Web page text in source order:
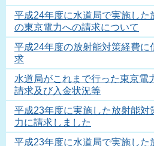
平成24年度に水道局で実施した
の東京電力への請求について
平成24年度の放射能対策経費に
求
水道局がこれまで行った東京電
請求及び入金状況等
平成23年度に実施した放射能対
力に請求しました
平成23年度に水道局で実施した